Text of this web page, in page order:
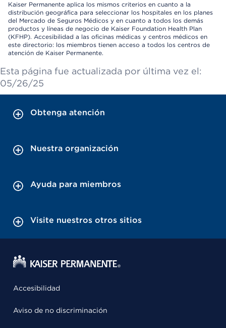
Kaiser Permanente aplica los mismos criterios en cuanto a la
distribución geográfica para seleccionar los hospitales en los planes
del Mercado de Seguros Médicos y en cuanto a todos los demás
productos y líneas de negocio de Kaiser Foundation Health Plan
(KFHP). Accesibilidad a las oficinas médicas y centros médicos en
este directorio: los miembros tienen acceso a todos los centros de
atención de Kaiser Permanente.
Esta página fue actualizada por última vez el:
05/26/25
Obtenga atención
Nuestra organización
Ayuda para miembros
Visite nuestros otros sitios
Accesibilidad
Aviso de no discriminación